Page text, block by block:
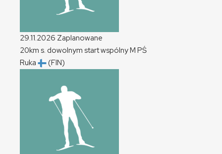
29.11.2026 Zaplanowane
20km s. dowolnym start wspólnyM PŚ
Ruka
(FIN)